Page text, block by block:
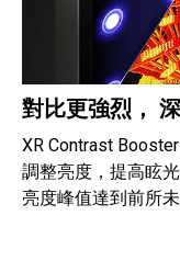
對比更強烈，
XR Contrast
調整亮度，提高眩
亮度峰值達到前所